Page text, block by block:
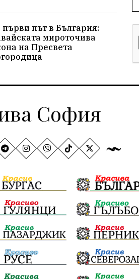
първи път в България:
мироточива
на Пресвета
София